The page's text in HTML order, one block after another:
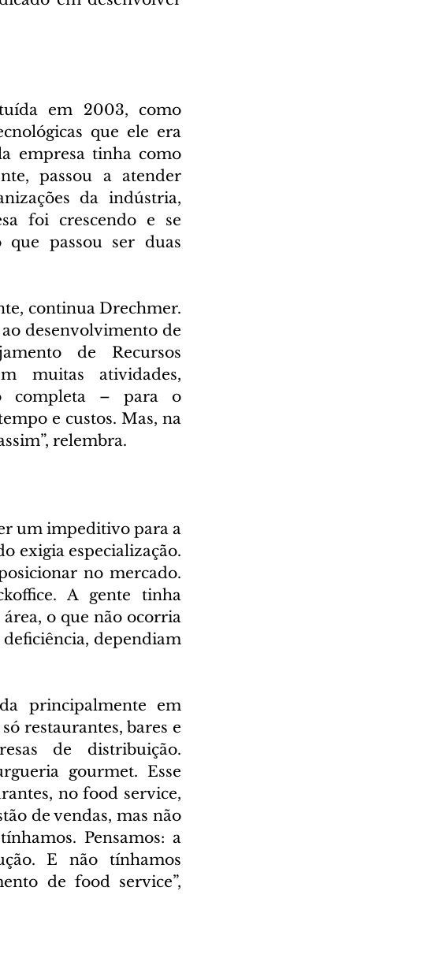
em 2003, como
que ele era
empresa tinha como
passou a atender
da indústria,
foi crescendo e se
que passou ser duas
continua Drechmer.
desenvolvimento de
de Recursos
muitas atividades,
completa – para o
e custos. Mas, na
relembra.
um impeditivo para a
exigia especialização.
no mercado.
A gente tinha
o que não ocorria
dependiam
principalmente em
restaurantes, bares e
de distribuição.
gourmet. Esse
no food service,
de vendas, mas não
Pensamos: a
E não tínhamos
de food service”,